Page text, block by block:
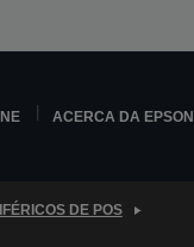
ACERCA DA EPSON
DE POS